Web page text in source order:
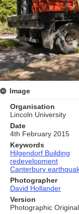
Image
Organisation
Lincoln University
Date
4th February 2015
Keywords
Hilgendorf Building
redevelopment
Canterbury
Photographer
David Hollander
Version
Photographic Original